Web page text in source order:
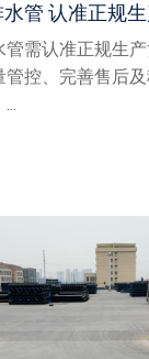
管 认准正规
需认准正规生
控、完善售后